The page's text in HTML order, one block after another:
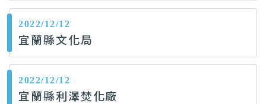
2022/12/12
宜蘭縣文化局
2022/12/12
宜蘭縣利澤焚化廠